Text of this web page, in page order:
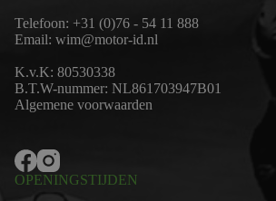
Telefoon: +31 (0)76 - 54 11 888
Email: wim@motor-id.nl
K.v.K: 80530338
B.T.W-nummer: NL861703947B01
Algemene voorwaarden
OPENINGSTIJDEN